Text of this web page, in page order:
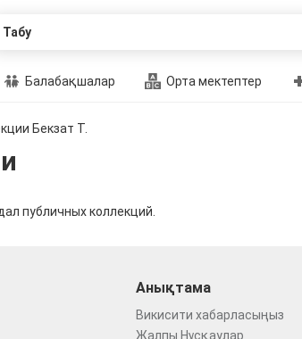
Табу
Балабақшалар Орта мектептер
Бекзат Т.
публичных коллекций.
Анықтама
Викисити хабарласыңыз
Жалпы Нұсқаулар